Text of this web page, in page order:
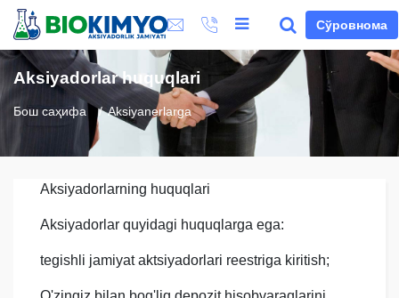
Сўровнома
Aksiyadorlar huquqlari
Бош саҳифа Aksiyanerlarga
Aksiyadorlarning huquqlari
Aksiyadorlar quyidagi huquqlarga ega:
tegishli jamiyat aktsiyadorlari reestriga kiritish;